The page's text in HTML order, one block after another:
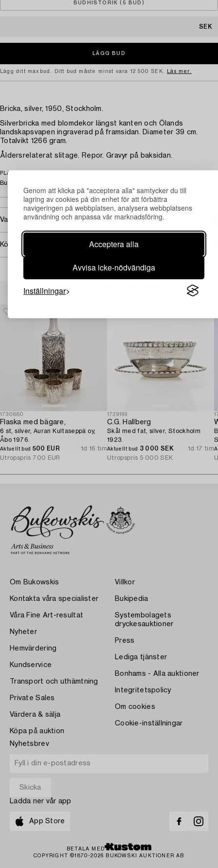
Genom att klicka på "acceptera alla" samtycker du till
lagring av cookies på din enhet för att förbättra
navigeringen på webbplatsen, analysera webbplatsens
användning och anpassa vår marknadsföring.
Acceptera alla
Avvisa icke-nödvändiga
Inställningar
BUDHISTORIK (5 BUD)
SEK
Lägg ditt maxbud. Ditt bud måste minst vara 12 500 SEK. Läs mer.
Bricka, silver, 1950, Stockholm.
Silverbricka med blomdekor längst kanten och Ölands
landskapsvapen ingraverad på framsidan. Diameter 39 cm.
Totalvikt 1266 gram.
Åldersrelaterat slitage. Repor. Gravyr på baksidan.
PLACERING
Bukowskis Malmö
Vad kostar transporten?
Köpinformation
Andra har även tittat på
1730880
Flaska med bägare,
6 st, silver, Auran Kultaseppä oy,
Åbo 1976.
Aktuellt bud 500 EUR
1d 16 tim
Utropspris 700 EUR
1729169
C.G. Hallberg
Skål med fat, silver, Stockholm
1923.
Aktuellt bud 3 000 SEK
1d 17 tim
Utropspris 5 000 SEK
Om Bukowskis
Kontakta våra specialister
Våra Fine Art-resultat
Nyheter
Hemvärdering
Kundservice
Transport och uthämtning
Private Sales
Värdera & sälja
Köpa på auktion
Villkor
Bukipedia
Systembolagets
dryckesauktioner
Press
Lediga tjänster
Bonhams - Alla auktioner
Integritetspolicy
Om cookies
Cookie-inställningar
Nyhetsbrev
Ladda ner vår app
App Store
BETALA MED
COPYRIGHT ©1870-2026 BUKOWSKI AUKTIONER AB